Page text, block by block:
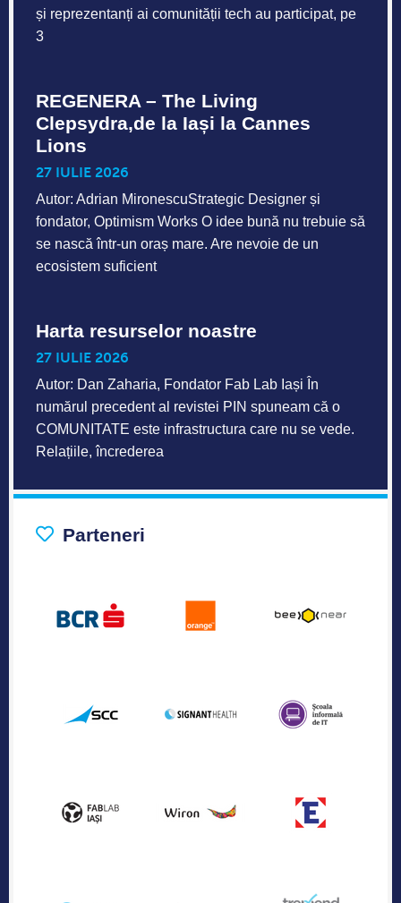
și reprezentanți ai comunității tech au participat, pe
3
REGENERA – The Living
Clepsydra,de la Iași la Cannes
Lions
27 IULIE 2026
Autor: Adrian MironescuStrategic Designer și
fondator, Optimism Works O idee bună nu trebuie să
se nască într-un oraș mare. Are nevoie de un
ecosistem suficient
Harta resurselor noastre
27 IULIE 2026
Autor: Dan Zaharia, Fondator Fab Lab Iași În
numărul precedent al revistei PIN spuneam că o
COMUNITATE este infrastructura care nu se vede.
Relațiile, încrederea
Parteneri